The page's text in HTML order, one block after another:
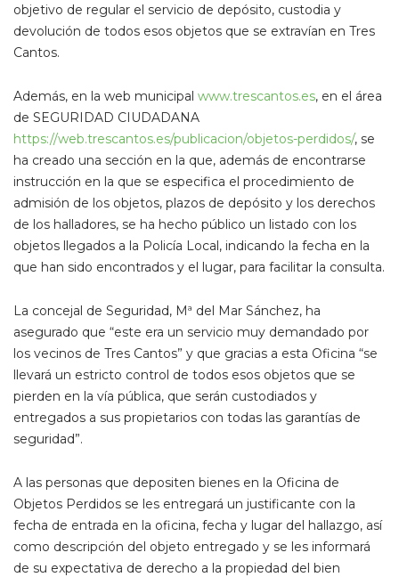
objetivo de regular el servicio de depósito, custodia y
devolución de todos esos objetos que se extravían en Tres
Cantos.
Además, en la web municipal www.trescantos.es, en el área
de SEGURIDAD CIUDADANA
https://web.trescantos.es/publicacion/objetos-perdidos/, se
ha creado una sección en la que, además de encontrarse
instrucción en la que se especifica el procedimiento de
admisión de los objetos, plazos de depósito y los derechos
de los halladores, se ha hecho público un listado con los
objetos llegados a la Policía Local, indicando la fecha en la
que han sido encontrados y el lugar, para facilitar la consulta.
La concejal de Seguridad, Mª del Mar Sánchez, ha
asegurado que “este era un servicio muy demandado por
los vecinos de Tres Cantos” y que gracias a esta Oficina “se
llevará un estricto control de todos esos objetos que se
pierden en la vía pública, que serán custodiados y
entregados a sus propietarios con todas las garantías de
seguridad”.
A las personas que depositen bienes en la Oficina de
Objetos Perdidos se les entregará un justificante con la
fecha de entrada en la oficina, fecha y lugar del hallazgo, así
como descripción del objeto entregado y se les informará
de su expectativa de derecho a la propiedad del bien